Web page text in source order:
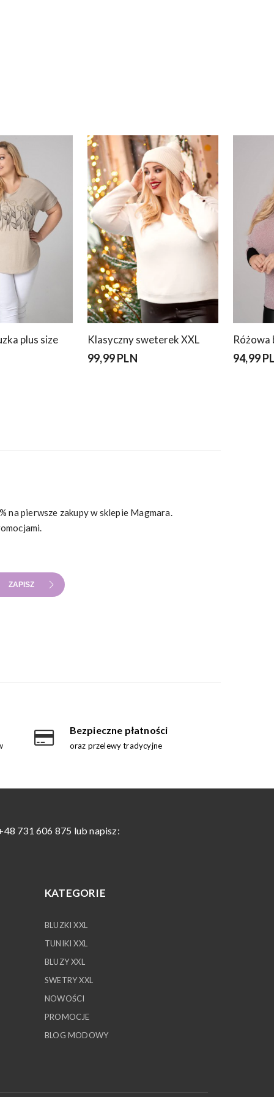
plus size Klasyczny sweterek XXL
99,99 PLN
Różowa
94,99
na pierwsze zakupy w sklepie Magmara.
ZAPISZ
Bezpieczne płatności
oraz przelewy tradycyjne
731 606 875 lub napisz:
KATEGORIE
BLUZKI XXL
TUNIKI XXL
BLUZY XXL
SWETRY XXL
NOWOŚCI
PROMOCJE
BLOG MODOWY